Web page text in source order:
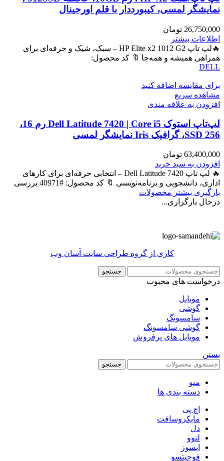
نمایشگر لمسی، کیبورددار با قلم اورجینال
26,750,000 تومان
اطلاعات بیشتر
🔥لپ تاپ HP Elite x2 1012 G2 – سبک، شیک و حرفه‌ای برای
همراهی همیشه و همه‌جا 🔖 کد محصول:
DELL
برای مقایسه اضافه کنید
مشاهده سریع
افزودن به علاقه مندی
لپ‌تاپ استوک Dell Latitude 7420 | Core i5 رم 16،
SSD 256، گرافیک Iris نمایشگر لمسی
63,400,000 تومان
افزودن به سبد خرید
🔥 لپ تاپ Dell Latitude 7420 – انتخابی حرفه‌ای برای کارهای
اداری، دانشجویی و برنامه‌نویسی 🔖 کد محصول: #40971 بررسی
بارگیری بیشتر محصولات
درحال بارگزاری...
کاری از گروه طراحی سایت آسان وب
جستجو
درخواست های محبوب
موبایل
گوشی
سامسونگ
گوشی سامسونگ
موبایل های پرفروش
بستن
جستجو
منو
دسته بندی ها
اچ پی
مایکروسافت
دل
لنوو
ایسوز
فوجیتسو